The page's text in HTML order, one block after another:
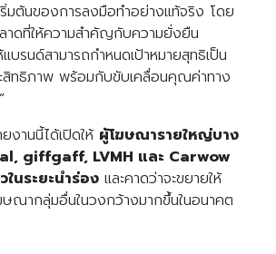
มต้นของการลงมือทำอย่างแท้จริง โดย
าดที่ให้ความสำคัญกับความยั่งยืน
บรนด์สามารถกำหนดเป้าหมายสุทธิเป็น
สิทธิภาพ พร้อมกับขับเคลื่อนคุณค่าทาง
งานนี้ได้เปิดให้ ผู้โฆษณารายใหญ่บาง
giffgaff, LVMH และ Carwow
ในระยะนำร่อง และคาดว่าจะขยายให้
ณากลุ่มอื่นในวงกว้างมากขึ้นในอนาคต